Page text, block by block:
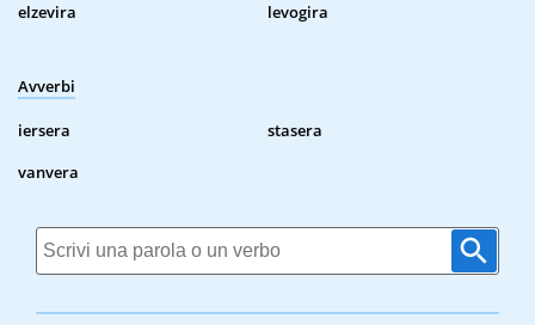
elzevira
levogira
Avverbi
iersera
stasera
vanvera